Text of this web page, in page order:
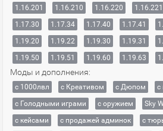
1.16.201
1.16.210 1.16.220 1.16.221
1.17.30
1.17.34 1.17.40 1.17.41
1.19.20
1.19.22 1.19.30 1.19.31
1.19.50
1.19.51 1.19.60 1.19.63
Моды и дополнения:
с 1000лвл c Креативом с Дюпом с
с Голодными играми
с оружием Sky
с кейсами
с продажей админок с